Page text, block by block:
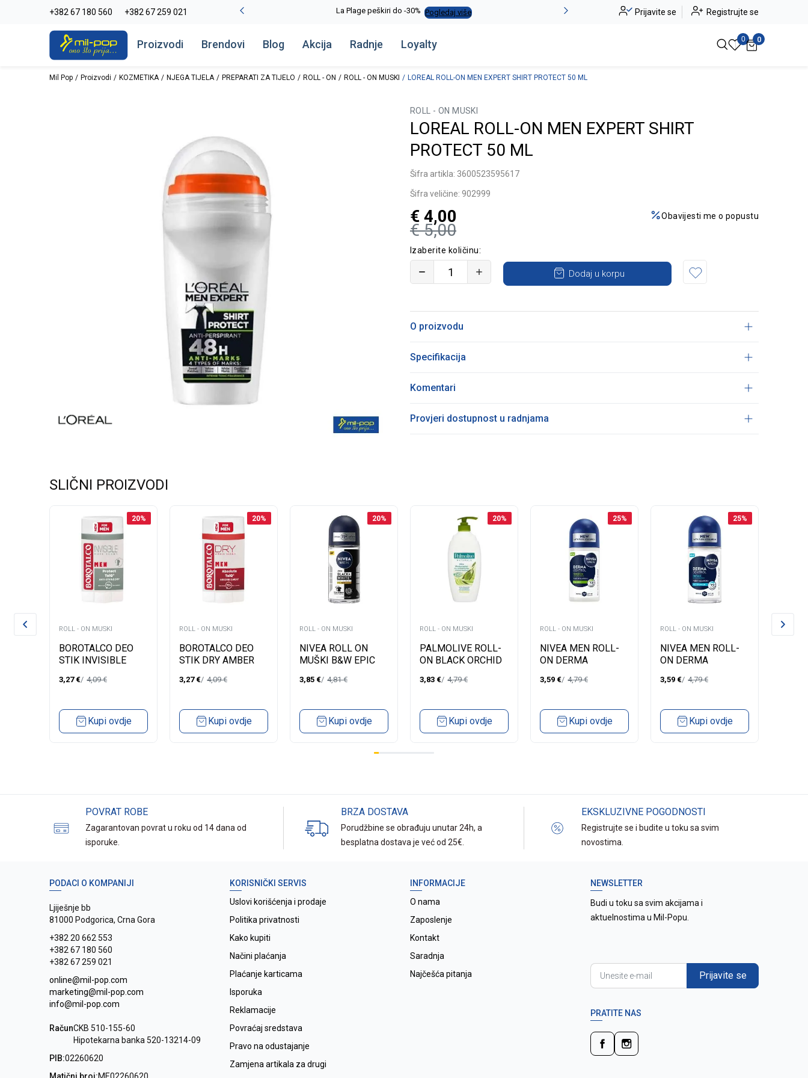
+382 67 180 560 +382 67 259 021
La Plage peškiri do -30% Pogledaj više Alma Ras do -50% Pogledaj više Novo u ponudi - Jadea Pogledaj više
Prijavite se Registrujte se
Proizvodi Brendovi Blog Akcija Radnje Loyalty 0 0
Mil Pop Proizvodi KOZMETIKA NJEGA TIJELA PREPARATI ZA TIJELO ROLL - ON ROLL - ON MUSKI LOREAL ROLL-ON MEN EXPERT SHIRT PROTECT 50 ML
ROLL - ON MUSKI
LOREAL ROLL-ON MEN EXPERT SHIRT
PROTECT 50 ML
Šifra artikla: 3600523595617
Šifra veličine: 902999
€ 5,00
€ 4,00 Obavijesti me o popustu
Izaberite količinu:
Dodaj u korpu
O proizvodu
Specifikacija
Komentari
Provjeri dostupnost u radnjama
SLIČNI PROIZVODI
20%
ROLL - ON MUSKI
BOROTALCO DEO
STIK INVISIBLE
3,27 € 4,09€
Kupi ovdje
20%
ROLL - ON MUSKI
BOROTALCO DEO
STIK DRY AMBER
3,27 € 4,09€
Kupi ovdje
20%
ROLL - ON MUSKI
NIVEA ROLL ON
MUŠKI B&W EPIC
3,85 € 4,81€
Kupi ovdje
20%
ROLL - ON MUSKI
PALMOLIVE ROLL-
ON BLACK ORCHID
3,83 € 4,79€
Kupi ovdje
25%
ROLL - ON MUSKI
NIVEA MEN ROLL-
ON DERMA
SENSITIVE ANTI-
3,59 € 4,79€
Kupi ovdje
25%
ROLL - ON MUSKI
NIVEA MEN ROLL-
ON DERMA
EXTRA COMFORT 50
3,59 € 4,79€
Kupi ovdje
ROLL -
POVRAT ROBE
Zagarantovan povrat u roku od 14 dana od
isporuke.
BRZA DOSTAVA
Porudžbine se obrađuju unutar 24h, a
besplatna dostava je već od 25€.
EKSKLUZIVNE POGODNOSTI
Registrujte se i budite u toku sa svim
novostima.
PODACI O KOMPANIJI
Ljiješnje bb
81000 Podgorica, Crna Gora
+382 20 662 553
+382 67 180 560
+382 67 259 021
online@mil-pop.com
marketing@mil-pop.com
info@mil-pop.com
RačunCKB 510-155-60
Hipotekarna banka 520-13214-09
PIB:02260620
KORISNIČKI SERVIS
Uslovi korišćenja i prodaje
Politika privatnosti
Kako kupiti
Načini plaćanja
Plaćanje karticama
Isporuka
Reklamacije
Povraćaj sredstava
Pravo na odustajanje
Zamjena artikala za drugi
INFORMACIJE
O nama
Zaposlenje
Kontakt
Saradnja
Najčešća pitanja
NEWSLETTER
Budi u toku sa svim akcijama i
aktuelnostima u Mil-Popu.
Prijavite se
PRATITE NAS